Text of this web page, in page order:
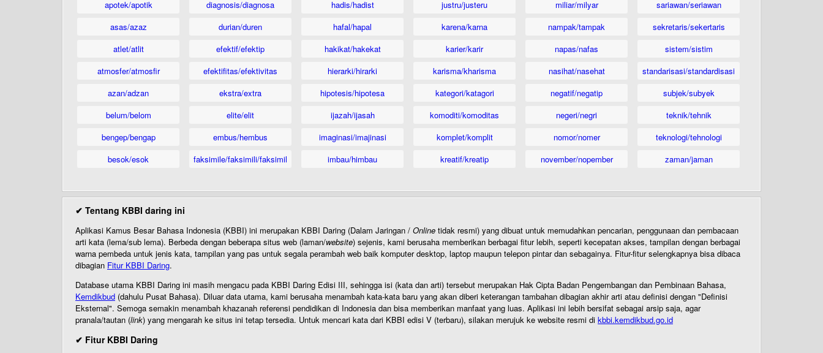
apotek/apotik
asas/azaz
atlet/atlit
atmosfer/atmosfir
azan/adzan
belum/belom
bengep/bengap
besok/esok
diagnosis/diagnosa
durian/duren
efektif/efektip
efektifitas/efektivitas
ekstra/extra
elite/elit
embus/hembus
faksimile/faksimili/faksimil
hadis/hadist
hafal/hapal
hakikat/hakekat
hierarki/hirarki
hipotesis/hipotesa
ijazah/ijasah
imaginasi/imajinasi
imbau/himbau
justru/justeru
karena/karna
karier/karir
karisma/kharisma
kategori/katagori
komoditi/komoditas
komplet/komplit
kreatif/kreatip
miliar/milyar
nampak/tampak
napas/nafas
nasihat/nasehat
negatif/negatip
negeri/negri
nomor/nomer
november/nopember
sariawan/seriawan
sekretaris/sekertaris
sistem/sistim
standarisasi/standardisasi
subjek/subyek
teknik/tehnik
teknologi/tehnologi
zaman/jaman
✔ Tentang KBBI daring ini
Aplikasi Kamus Besar Bahasa Indonesia (KBBI) ini merupakan KBBI Daring (Dalam Jaringan / Online tidak resmi) yang dibuat untuk memudahkan pencarian, penggunaan dan pembacaan
arti kata (lema/sub lema). Berbeda dengan beberapa situs web (laman/website) sejenis, kami berusaha memberikan berbagai fitur lebih, seperti kecepatan akses, tampilan dengan berbagai
warna pembeda untuk jenis kata, tampilan yang pas untuk segala perambah web baik komputer desktop, laptop maupun telepon pintar dan sebagainya. Fitur-fitur selengkapnya bisa dibaca
dibagian Fitur KBBI Daring.
Database utama KBBI Daring ini masih mengacu pada KBBI Daring Edisi III, sehingga isi (kata dan arti) tersebut merupakan Hak Cipta Badan Pengembangan dan Pembinaan Bahasa,
Kemdikbud (dahulu Pusat Bahasa). Diluar data utama, kami berusaha menambah kata-kata baru yang akan diberi keterangan tambahan dibagian akhir arti atau definisi dengan "Definisi
Eksternal". Semoga semakin menambah khazanah referensi pendidikan di Indonesia dan bisa memberikan manfaat yang luas. Aplikasi ini lebih bersifat sebagai arsip saja, agar
pranala/tautan (link) yang mengarah ke situs ini tetap tersedia. Untuk mencari kata dari KBBI edisi V (terbaru), silakan merujuk ke website resmi di kbbi.kemdikbud.go.id
✔ Fitur KBBI Daring